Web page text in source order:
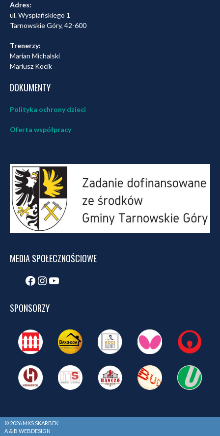
Adres:
ul. Wyspiańskiego 1
Tarnowskie Góry, 42-600
Trenerzy:
Marian Michalski
Mariusz Kocik
DOKUMENTY
Polityka ochrony dzieci
Oferta współpracy
MEDIA SPOŁECZNOŚCIOWE
Facebook
Instagram
YouTube
SPONSORZY
© 2026 MKS SKARBEK
A & B WEBDESIGN